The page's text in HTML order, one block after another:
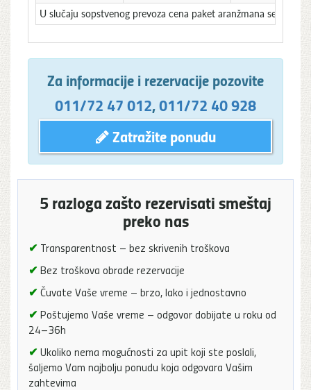
U slučaju sopstvenog prevoza cena paket aranžmana se
Za informacije i rezervacije pozovite
011/72 47 012,011/72 40 928
Zatražite ponudu
5 razloga zašto rezervisati smeštaj
preko nas
✔ Transparentnost – bez skrivenih troškova
✔ Bez troškova obrade rezervacije
✔ Čuvate Vaše vreme – brzo, lako i jednostavno
✔ Poštujemo Vaše vreme – odgovor dobijate u roku od
24–36h
✔ Ukoliko nema mogućnosti za upit koji ste poslali,
šaljemo Vam najbolju ponudu koja odgovara Vašim
zahtevima